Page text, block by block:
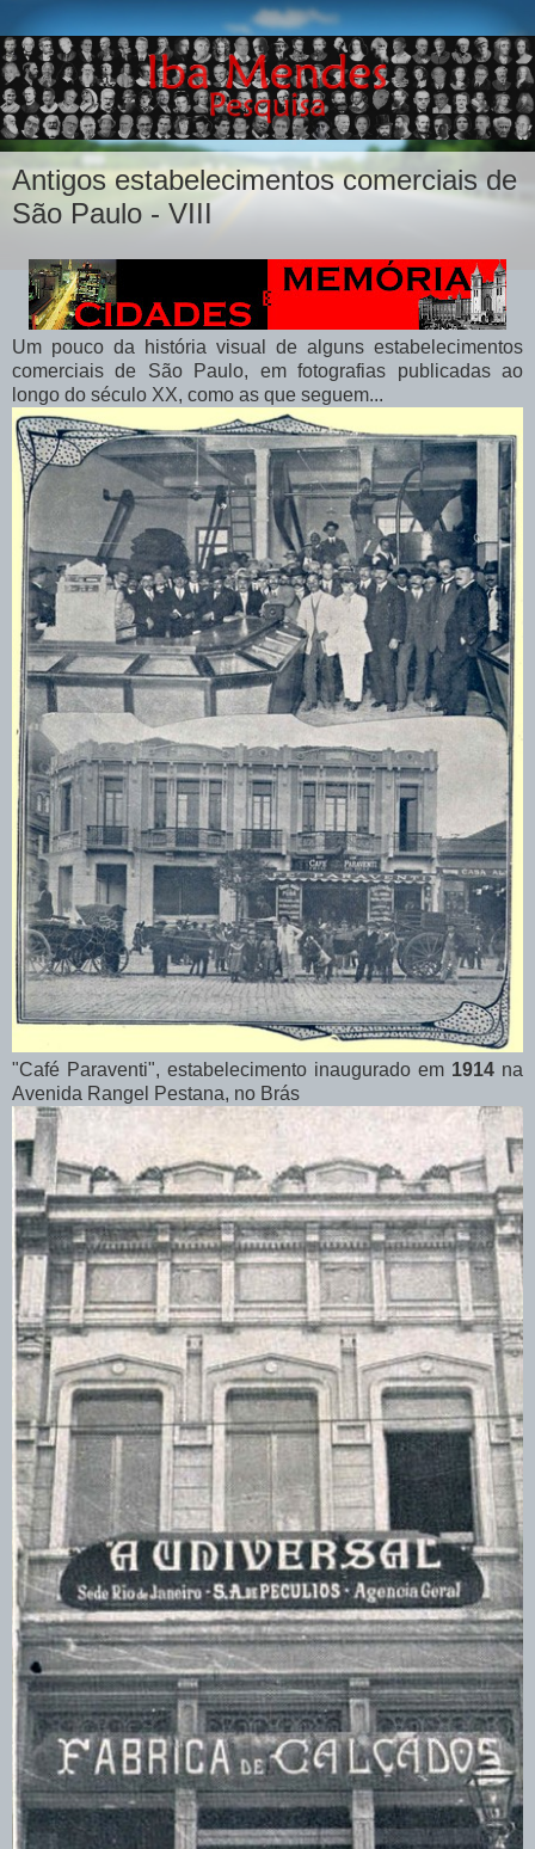
Antigos estabelecimentos comerciais de
São Paulo - VIII
Um pouco da história visual de alguns estabelecimentos
comerciais de São Paulo, em fotografias publicadas ao
longo do século XX, como as que seguem...
"Café Paraventi", estabelecimento inaugurado em 1914 na
Avenida Rangel Pestana, no Brás